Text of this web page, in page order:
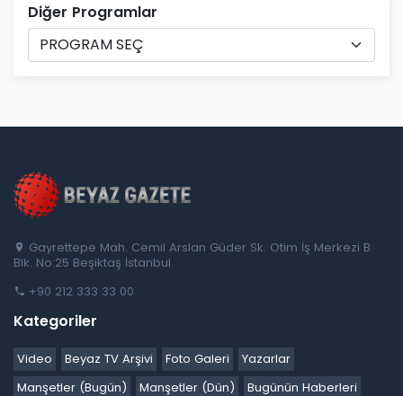
Diğer Programlar
Gayrettepe Mah. Cemil Arslan Güder Sk. Otim İş Merkezi B
Blk. No:25 Beşiktaş İstanbul
+90 212 333 33 00
Kategoriler
Video Beyaz TV Arşivi Foto Galeri
Yazarlar
Manşetler (Bugün)
Manşetler (Dün) Bugünün Haberleri